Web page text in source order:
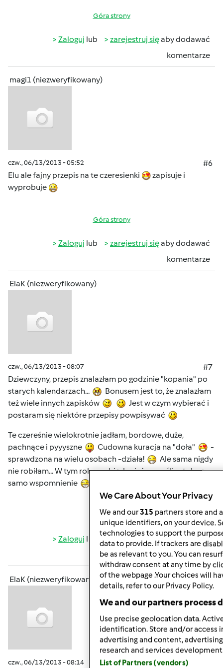
Góra strony
Zaloguj lub zarejestruj sięaby dodawać
komentarze
magi1 (niezweryfikowany)
czw., 06/13/2013 - 05:52
#6
Elu ale fajny przepis na te czeresienki
zapisuje i
wyprobuje
Góra strony
Zaloguj lub zarejestruj sięaby dodawać
komentarze
ElaK (niezweryfikowany)
czw., 06/13/2013 - 08:07
#7
Dziewczyny, przepis znalazłam po godzinie "kopania" po
starych kalendarzach...
Bonusem jest to, że znalazłam
też wiele innych zapisków
Jest w czym wybierać i
postaram się niektóre przepisy powpisywać
Te czereśnie wielokrotnie jadłam, bordowe, duże,
pachnące i pyyyszne
Cudowna kuracja na "doła"
-
sprawdzona na wielu osobach -działa!
Ale sama nigdy
nie robiłam... W tym roku zrobię, bo już mam ślinotok na
samo wspomnienie
Góra strony
Zaloguj lub zarejestruj sięaby dodawać
komentarze
ElaK (niezweryfikowany)
czw., 06/13/2013 - 08:14
We Care About Your Privacy
We and our315 partners store and
unique identifiers, on your device.
technologies to support the
data to provide. If trackers are
be as relevant to you. You can
withdraw consent at any time by
of the webpage .Your choices will
details, refer to our Privacy Policy.
We and our partners process
Use precise geolocation data.
identification. Store and/or access
advertising and content,
research and services
List of Partners (vendors)